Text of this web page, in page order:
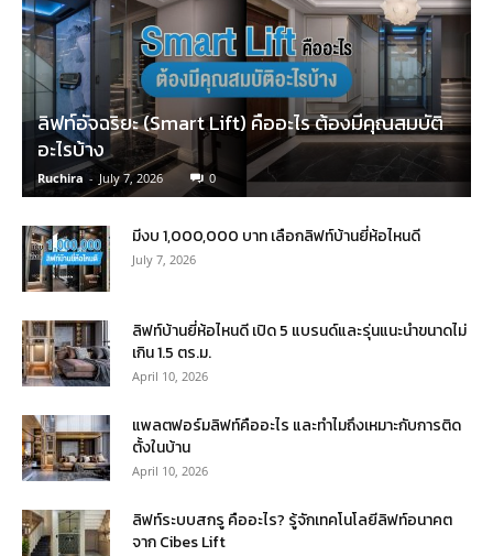
ลิฟท์อัจฉริยะ (Smart Lift) คืออะไร ต้องมีคุณสมบัติ
อะไรบ้าง
Ruchira - July 7, 2026 0
มีงบ 1,000,000 บาท เลือกลิฟท์บ้านยี่ห้อไหนดี
July 7, 2026
ลิฟท์บ้านยี่ห้อไหนดี เปิด 5 แบรนด์และรุ่นแนะนำขนาดไม่
เกิน 1.5 ตร.ม.
April 10, 2026
แพลตฟอร์มลิฟท์คืออะไร และทำไมถึงเหมาะกับการติด
ตั้งในบ้าน
April 10, 2026
ลิฟท์ระบบสกรู คืออะไร? รู้จักเทคโนโลยีลิฟท์อนาคต
จาก Cibes Lift